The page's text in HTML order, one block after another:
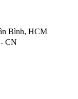
Bình, HCM
CN